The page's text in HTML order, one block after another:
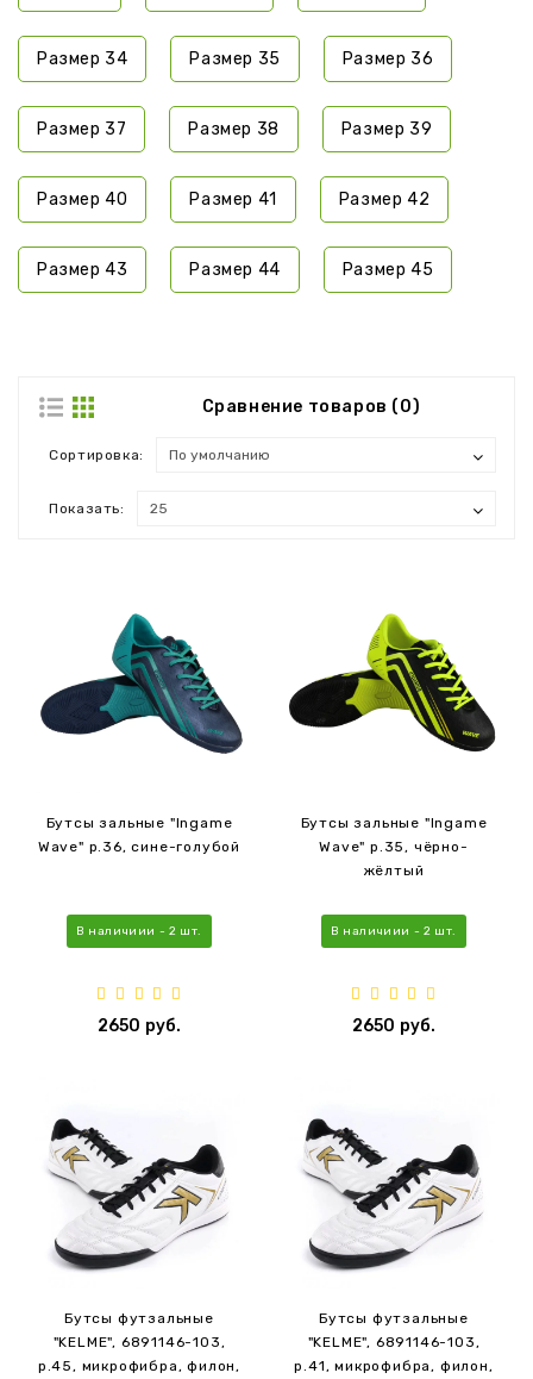
Размер 34 Размер 35 Размер 36
Размер 37 Размер 38 Размер 39
Размер 40 Размер 41 Размер 42
Размер 43 Размер 44 Размер 45
Сравнение товаров (0)
Сортировка:
Показать:
Бутсы зальные "Ingame
Wave" р.36, сине-голубой
В наличиии - 2 шт.
2650 руб.
Бутсы зальные "Ingame
Wave" р.35, чёрно-
жёлтый
В наличиии - 2 шт.
2650 руб.
Бутсы футзальные
"KELME", 6891146-103,
р.45, микрофибра, филон,
Бутсы футзальные
"KELME", 6891146-103,
р.41, микрофибра, филон,